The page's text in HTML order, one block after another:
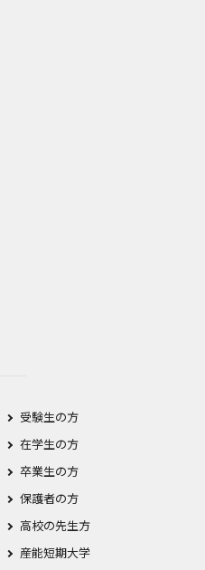
受験生の方
在学生の方
卒業生の方
保護者の方
高校の先生方
産能短期大学